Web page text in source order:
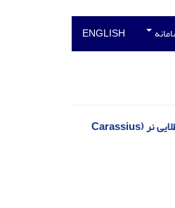
ENGLISH
تاثیر سطوح مختلف نانوسلنیوم جیره بر شاخص‌های رشد، کیفیت گناد و فعالیت آنتی‌اکسیدانی پلاسمای سمینال ماهی کاراس طلایی نر (Carassius